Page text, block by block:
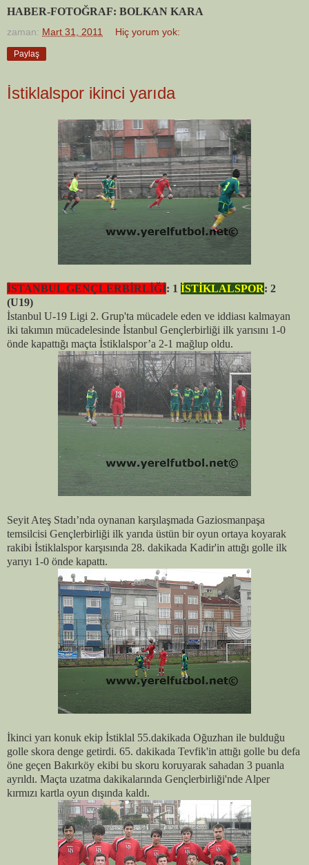
HABER-FOTOĞRAF: BOLKAN KARA
zaman: Mart 31, 2011 Hiç yorum yok:
Paylaş
İstiklalspor ikinci yarıda
İSTANBUL GENÇLERBİRLİĞİ: 1 İSTİKLALSPOR: 2
(U19)
İstanbul U-19 Ligi 2. Grup'ta mücadele eden ve iddiası kalmayan
iki takımın mücadelesinde İstanbul Gençlerbirliği ilk yarısını 1-0
önde kapattığı maçta İstiklalspor’a 2-1 mağlup oldu.
Seyit Ateş Stadı’nda oynanan karşılaşmada Gaziosmanpaşa
temsilcisi Gençlerbirliği ilk yarıda üstün bir oyun ortaya koyarak
rakibi İstiklalspor karşısında 28. dakikada Kadir'in attığı golle ilk
yarıyı 1-0 önde kapattı.
İkinci yarı konuk ekip İstiklal 55.dakikada Oğuzhan ile bulduğu
golle skora denge getirdi. 65. dakikada Tevfik'in attığı golle bu defa
öne geçen Bakırköy ekibi bu skoru koruyarak sahadan 3 puanla
ayrıldı. Maçta uzatma dakikalarında Gençlerbirliği'nde Alper
kırmızı kartla oyun dışında kaldı.